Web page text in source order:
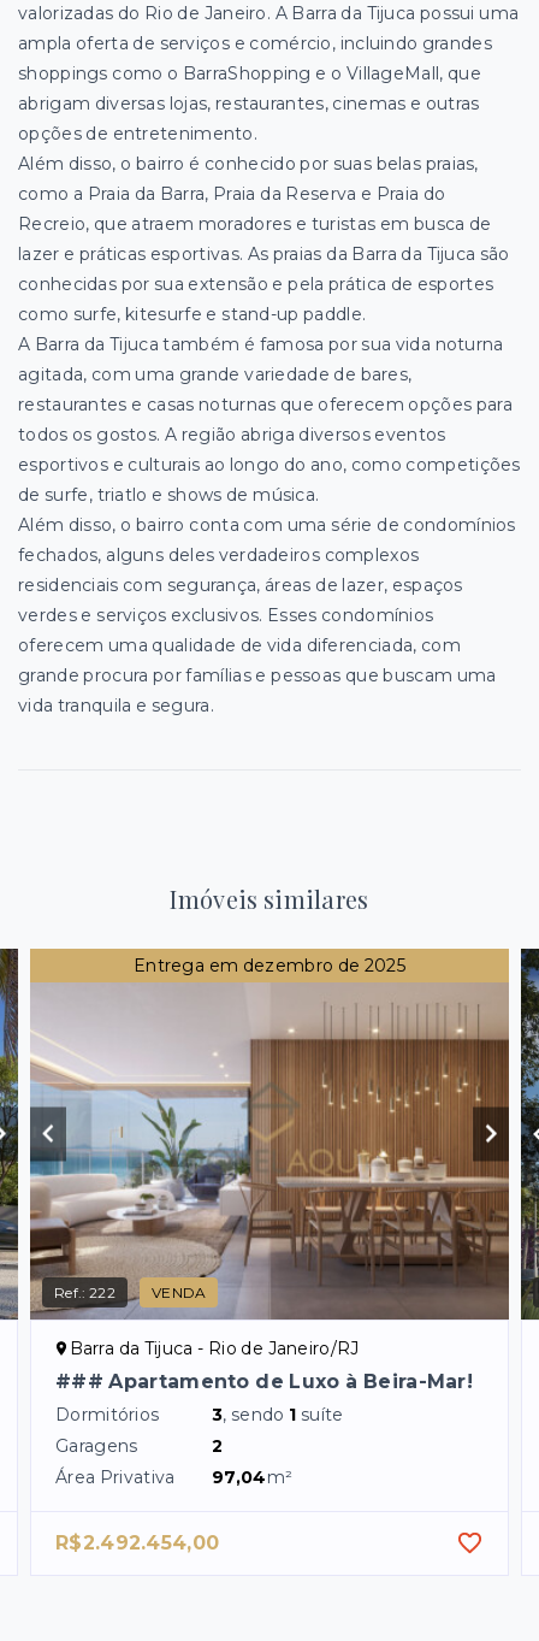
valorizadas do Rio de Janeiro. A Barra da Tijuca possui uma
ampla oferta de serviços e comércio, incluindo grandes
shoppings como o BarraShopping e o VillageMall, que
abrigam diversas lojas, restaurantes, cinemas e outras
opções de entretenimento.
Além disso, o bairro é conhecido por suas belas praias,
como a Praia da Barra, Praia da Reserva e Praia do
Recreio, que atraem moradores e turistas em busca de
lazer e práticas esportivas. As praias da Barra da Tijuca são
conhecidas por sua extensão e pela prática de esportes
como surfe, kitesurfe e stand-up paddle.
A Barra da Tijuca também é famosa por sua vida noturna
agitada, com uma grande variedade de bares,
restaurantes e casas noturnas que oferecem opções para
todos os gostos. A região abriga diversos eventos
esportivos e culturais ao longo do ano, como competições
de surfe, triatlo e shows de música.
Além disso, o bairro conta com uma série de condomínios
fechados, alguns deles verdadeiros complexos
residenciais com segurança, áreas de lazer, espaços
verdes e serviços exclusivos. Esses condomínios
oferecem uma qualidade de vida diferenciada, com
grande procura por famílias e pessoas que buscam uma
vida tranquila e segura.
Imóveis similares
Entrega em dezembro de 2025
Ref.:222 VENDA
Barra da Tijuca - Rio de Janeiro/RJ
### Apartamento de Luxo à Beira-Mar!
Dormitórios 3, sendo 1 suíte
Garagens
2
Área Privativa
97,04m²
R$2.492.454,00